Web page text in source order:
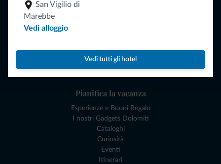
San Vigilio di
Marebbe
Vedi alloggio
Vedi tutti gli hotel
Dove andare
Pianifica la vacanza
Esperienze e Buoni Regalo
I nostri Gadgets Dolomiti
Cataloghi
Curiosità
Eventi
Itinerari